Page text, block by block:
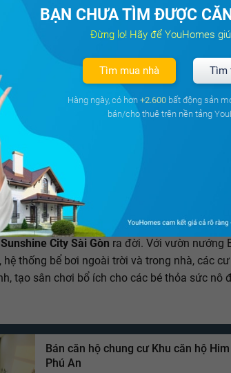
gắn kết, hài hòa với thiên nhiên.
khách hàng tri thức, thành đạt với lối sống
có tài chính vững vàng, hàng loạt tiện ích
Sunshine City Sài Gòn ra đời. Với vườn nướng
thống bể bơi ngoài trời và trong nhà, các
tạo sân chơi bổ ích cho các bé thỏa sức nô
Bán căn hộ chung cư Khu căn hộ
Phú An
BẠN CHƯA TÌM ĐƯỢC
Đừng lo! Hãy để YouHomes
Tìm mua nhà Tìm
Hàng ngày, có hơn +2.600 bất động sản
bán/cho thuê trên nền tảng